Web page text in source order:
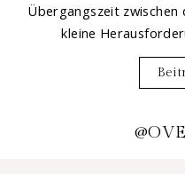
Übergangszeit zwischen
kleine